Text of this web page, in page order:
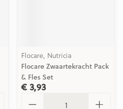
Flocare, Nutricia
Flocare Zwaartekracht Pack
& Fles Set
€ 3,93